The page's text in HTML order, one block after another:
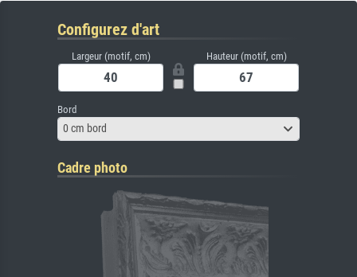
Configurez d'art
Largeur (motif, cm) Hauteur (motif, cm)
Bord
0 cm bord
Cadre photo